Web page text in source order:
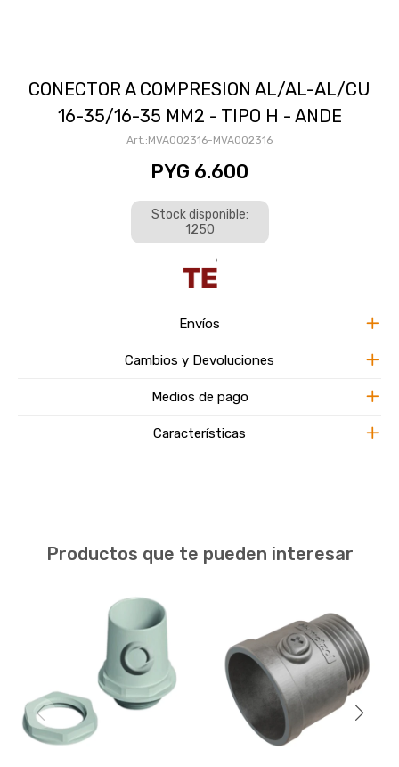
CONECTOR A COMPRESION AL/AL-AL/CU
16-35/16-35 MM2 - TIPO H - ANDE
MVA002316-MVA002316
PYG 6.600
Stock disponible:
1250
Envíos
Cambios y Devoluciones
Medios de pago
Características
Productos que te pueden interesar